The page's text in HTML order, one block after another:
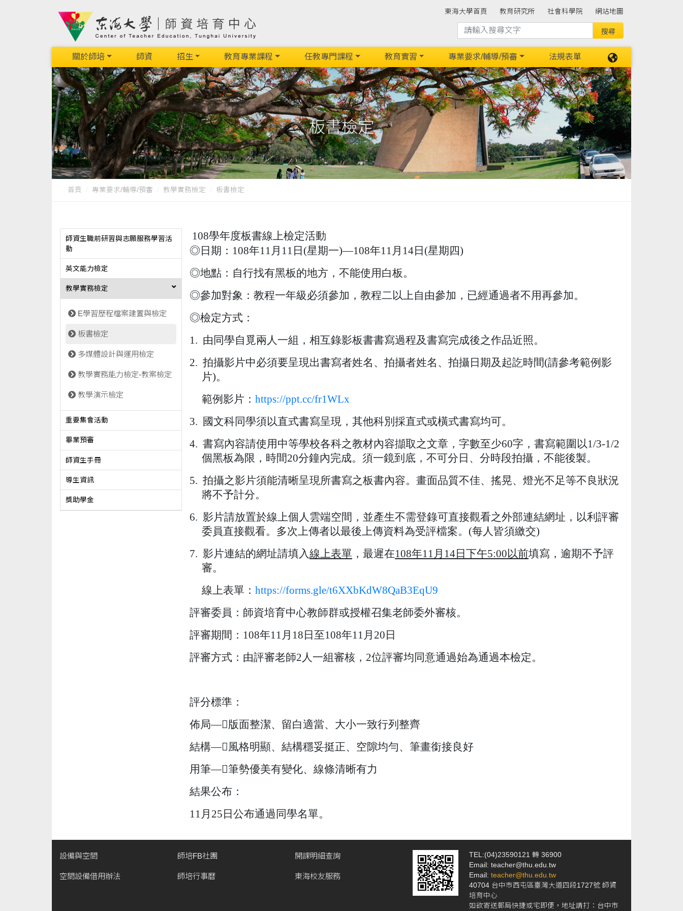
東海大學首頁 教育研究所 社會科學院 網站地圖
關於師培 師資 招生 教育專業課程 任教專門課程 教育實習 專業要求/輔導/預審 法規表單
板書檢定
首頁 專業要求/輔導/預審 教學實務檢定 板書檢定
師資生職前研習與志願服務學習活
動
英文能力檢定
教學實務檢定
E學習歷程檔案建置與檢定
板書檢定
多媒體設計與運用檢定
教學實務能力檢定-教案檢定
教學演示檢定
重要集會活動
畢業預審
師資生手冊
導生資訊
獎助學金
108學年度板書線上檢定活動
◎日期： 108年11月 11 日 (星期一)—108年11月 14日 (星期四)
◎地點：自行找有黑板的地方，不能使用白板。
◎參加對象：教程一年級必須參加，教程二以上自由參加，已經通過者不用再參加。
◎檢定方式：
1. 由同學自覓兩人一組，相互錄影板書書寫過程及書寫完成後之作品近照。
2. 拍攝影片中必須要呈現出書寫者姓名、拍攝者姓名、拍攝日期及起訖時間(請參考範例影
片)。
範例影片： https://ppt.cc/fr1WLx
3. 國文科同學須以直式書寫呈現，其他科別採直式或橫式書寫均可。
4. 書寫內容請使用中等學校各科之教材內容擷取之文章，字數至少60字，書寫範圍以1/3-1/2
個黑板為限，時間20分鐘內完成。須一鏡到底，不可分日、分時段拍攝，不能後製。
5. 拍攝之影片須能清晰呈現所書寫之板書內容。畫面品質不佳、搖晃、燈光不足等不良狀況
將不予計分。
6. 影片請放置於線上個人雲端空間，並產生不需登錄可直接觀看之外部連結網址，以利評審
委員直接觀看。多次上傳者以最後上傳資料為受評檔案。 (每人皆須繳交)
7. 影片連結的網址請填入線上表單 ，最遲在108年11月 14日下午5:00以前填寫，逾期不予評
審。
線上表單： https://forms.gle/t6XXbKdW8QaB3EqU9
評審委員：師資培育中心教師群或授權召集老師委外審核。
評審期間： 108年11月 18 日至108年11月 20 日
評審方式：由評審老師2人一組審核， 2位評審均同意通過始為通過本檢定。
評分標準：
佈局—版面整潔、留白適當、大小一致行列整齊
結構—風格明顯、結構穩妥挺正、空隙均勻、筆畫銜接良好
用筆—筆勢優美有變化、線條清晰有力
結果公布：
11月 25 日公布通過同學名單。
設備與空間
空間設備借用辦法
師培FB社團
師培行事曆
開課明細查詢
東海校友服務
TEL:(04)23590121 轉 36900
Email: teacher@thu.edu.tw
Email:teacher@thu.edu.tw
40704 台中市西屯區臺灣大道四段1727號 師資
培育中心
如欲寄送郵局快捷或宅即便，地址請打：台中市